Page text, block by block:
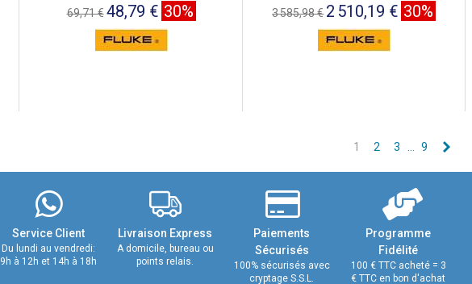
69,71 € 48,79 € 30% 3 585,98 € 2 510,19 € 30%
1 2 3 9
Service Client
Du lundi au vendredi:
9h à 12h et 14h à 18h
Livraison Express
A domicile, bureau ou
points relais.
Paiements
Sécurisés
100% sécurisés avec
cryptage S.S.L.
Programme
Fidélité
100 € TTC acheté = 3
€ TTC en bon d'achat